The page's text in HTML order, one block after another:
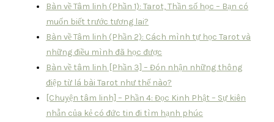
Bàn về Tâm linh (Phần 1): Tarot, Thần số học – Bạn có
muốn biết trước tương lai?
Bàn về Tâm linh (Phần 2): Cách mình tự học Tarot và
những điều mình đã học được
Bàn về tâm linh [Phần 3] – Đón nhận những thông
điệp từ lá bài Tarot như thế nào?
[Chuyện tâm linh] – Phần 4: Đọc Kinh Phật – Sự kiên
nhẫn của kẻ có đức tin đi tìm hạnh phúc